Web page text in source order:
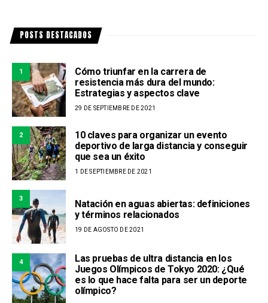
POSTS DESTACADOS
1
Cómo triunfar en la carrera de
resistencia más dura del mundo:
Estrategias y aspectos clave
29 DE SEPTIEMBRE DE 2021
2
10 claves para organizar un evento
deportivo de larga distancia y conseguir
que sea un éxito
1 DE SEPTIEMBRE DE 2021
3
Natación en aguas abiertas: definiciones
y términos relacionados
19 DE AGOSTO DE 2021
4
Las pruebas de ultra distancia en los
Juegos Olímpicos de Tokyo 2020: ¿Qué
es lo que hace falta para ser un deporte
olímpico?